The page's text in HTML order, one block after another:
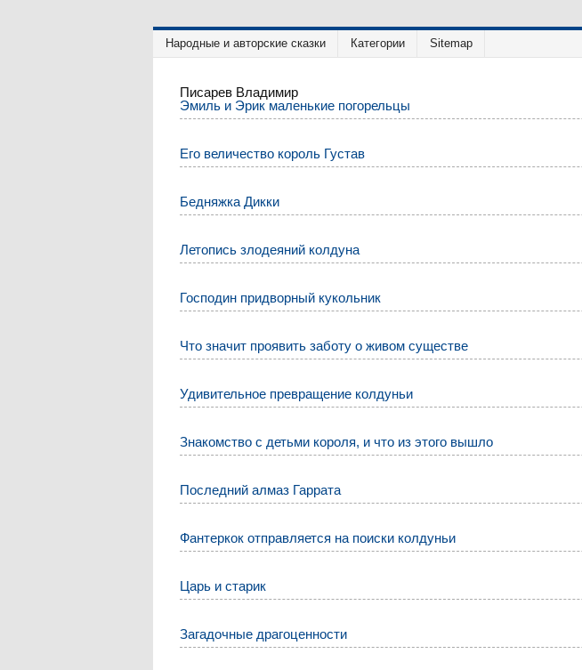
Народные и авторские сказки Категории Sitemap
Писарев Владимир
Эмиль и Эрик маленькие погорельцы
Его величество король Густав
Бедняжка Дикки
Летопись злодеяний колдуна
Господин придворный кукольник
Что значит проявить заботу о живом существе
Удивительное превращение колдуньи
Знакомство с детьми короля, и что из этого вышло
Последний алмаз Гаррата
Фантеркок отправляется на поиски колдуньи
Царь и старик
Загадочные драгоценности